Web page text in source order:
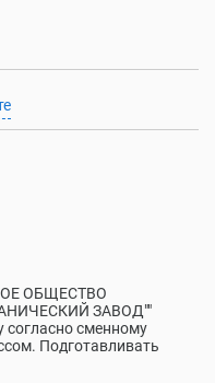
ОБЩЕСТВО
ЗАВОД""
согласно сменному
Подготавливать